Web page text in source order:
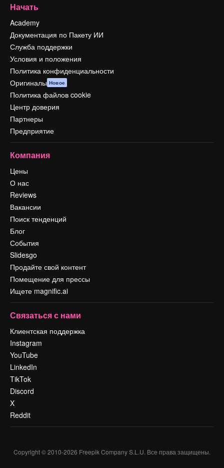
Начать
Academy
Документация по Пакету ИИ
Служба поддержки
Условия и положения
Политика конфиденциальности
Оригиналы Новое
Политика файлов cookie
Центр доверия
Партнеры
Предприятие
Компания
Цены
О нас
Reviews
Вакансии
Поиск тенденций
Блог
События
Slidesgo
Продайте свой контент
Помещение для прессы
Ищете magnific.ai
Связаться с нами
Клиентская поддержка
Instagram
YouTube
LinkedIn
TikTok
Discord
X
Reddit
Copyright © 2010-2026 Freepik Company S.L.U. Все права защищены.